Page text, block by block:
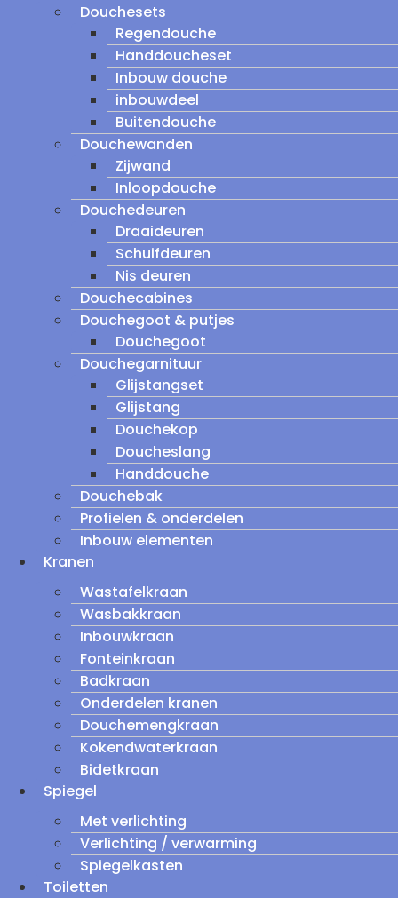
Douchesets
Regendouche
Handdoucheset
Inbouw douche
inbouwdeel
Buitendouche
Douchewanden
Zijwand
Inloopdouche
Douchedeuren
Draaideuren
Schuifdeuren
Nis deuren
Douchecabines
Douchegoot & putjes
Douchegoot
Douchegarnituur
Glijstangset
Glijstang
Douchekop
Doucheslang
Handdouche
Douchebak
Profielen & onderdelen
Inbouw elementen
Kranen
Wastafelkraan
Wasbakkraan
Inbouwkraan
Fonteinkraan
Badkraan
Onderdelen kranen
Douchemengkraan
Kokendwaterkraan
Bidetkraan
Spiegel
Met verlichting
Verlichting / verwarming
Spiegelkasten
Toiletten